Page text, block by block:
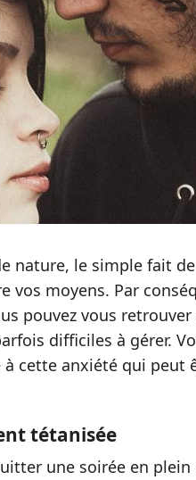
nature, le simple fait
vos moyens. Par
pouvez vous retrouver
difficiles à gérer.
cette anxiété qui peut
tétanisée
une soirée en